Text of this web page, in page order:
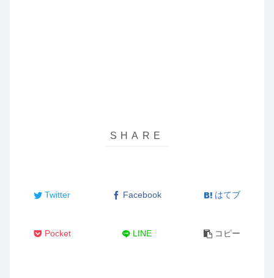
Twitter Facebook はてブ
Pocket LINE コピー